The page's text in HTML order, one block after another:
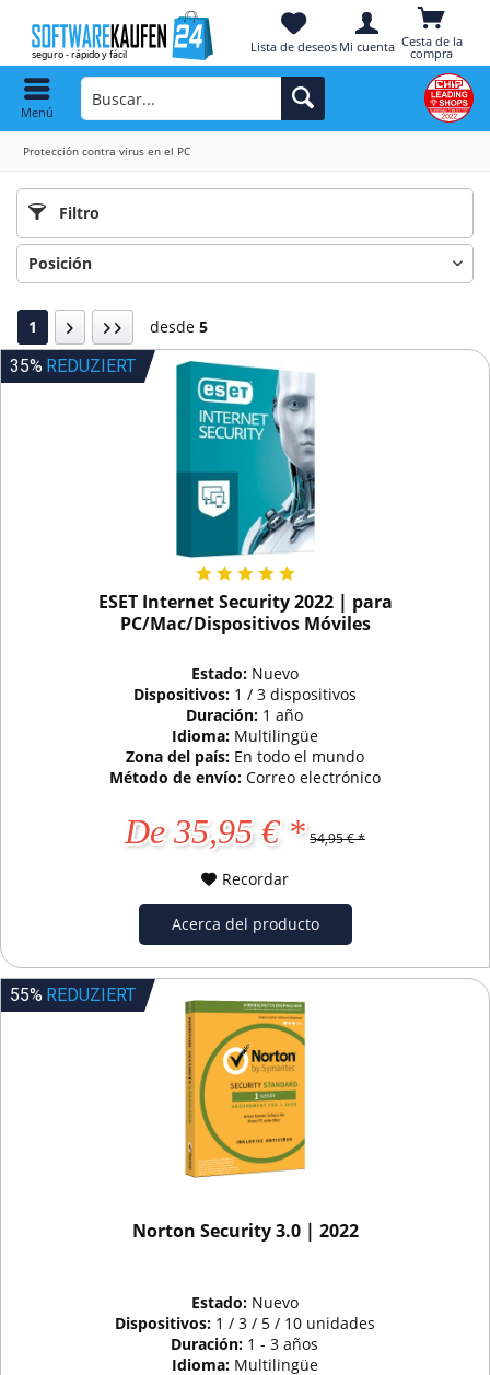
Cesta de la
compra
Lista de deseos Mi cuenta
Menú
Protección contra virus en el PC
Filtro
1 desde 5
35% REDUZIERT
ESET Internet Security 2022 | para
PC/Mac/Dispositivos Móviles
Estado: Nuevo
Dispositivos: 1 / 3 dispositivos
Duración: 1 año
Idioma: Multilingüe
Zona del país: En todo el mundo
Método de envío: Correo electrónico
De 35,95 € * 54,95 € *
Recordar
Acerca del producto
55% REDUZIERT
Norton Security 3.0 | 2022
Estado: Nuevo
Dispositivos: 1 / 3 / 5 / 10 unidades
Duración: 1 - 3 años
Idioma: Multilingüe